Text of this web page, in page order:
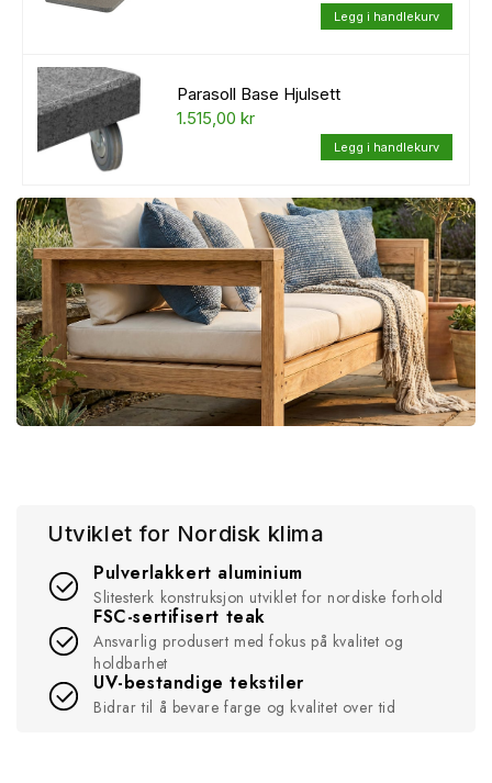
Parasoll Base Hjulsett
1.515,00 kr
Utviklet for Nordisk klima
Pulverlakkert aluminium
Slitesterk konstruksjon utviklet for nordiske forhold
FSC-sertifisert teak
Ansvarlig produsert med fokus på kvalitet og
holdbarhet
UV-bestandige tekstiler
Bidrar til å bevare farge og kvalitet over tid